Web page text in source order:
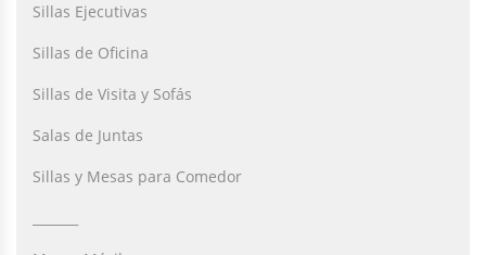
Sillas Ejecutivas
Sillas de Oficina
Sillas de Visita y Sofás
Salas de Juntas
Sillas y Mesas para Comedor